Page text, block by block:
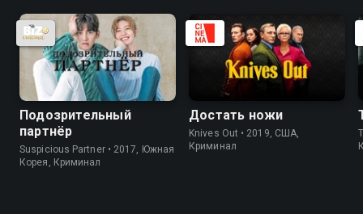
Подозрительный
партнёр
Suspicious Partner • 2017, Южная
Корея, Криминал
Достать ножи
Knives Out • 2019, США,
Криминал